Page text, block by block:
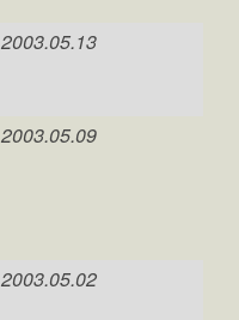
2003.05.13
2003.05.09
2003.05.02